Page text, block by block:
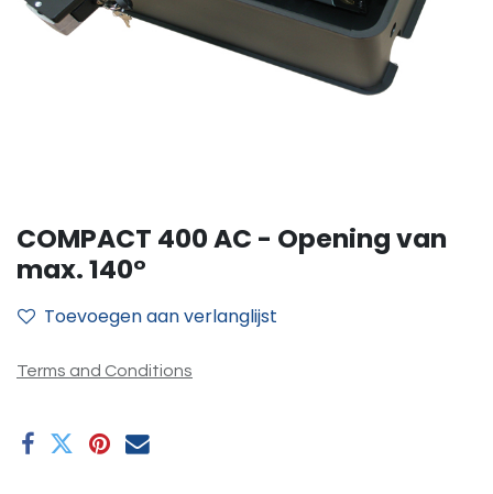
COMPACT 400 AC - Opening van
max. 140°
Toevoegen aan verlanglijst
Terms and Conditions